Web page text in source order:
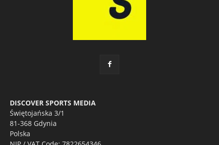
DISCOVER SPORTS MEDIA
Świętojańska 3/1
81-368 Gdynia
Polska